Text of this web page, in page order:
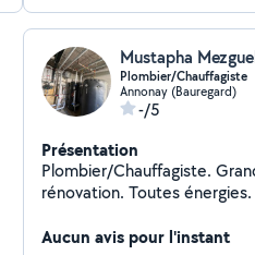
Mustapha
Plombier/Chauffagiste
Annonay (Bauregard)
-/5
Présentation
Plombier/Chauffagiste.
rénovation. Toutes énergies. Travail dans
Aucun avis pour l'instant